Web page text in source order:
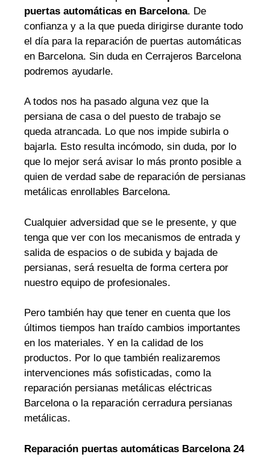
puertas automáticas en Barcelona. De
confianza y a la que pueda dirigirse durante todo
el día para la reparación de puertas automáticas
en Barcelona. Sin duda en Cerrajeros Barcelona
podremos ayudarle.
A todos nos ha pasado alguna vez que la
persiana de casa o del puesto de trabajo se
queda atrancada. Lo que nos impide subirla o
bajarla. Esto resulta incómodo, sin duda, por lo
que lo mejor será avisar lo más pronto posible a
quien de verdad sabe de reparación de persianas
metálicas enrollables Barcelona.
Cualquier adversidad que se le presente, y que
tenga que ver con los mecanismos de entrada y
salida de espacios o de subida y bajada de
persianas, será resuelta de forma certera por
nuestro equipo de profesionales.
Pero también hay que tener en cuenta que los
últimos tiempos han traído cambios importantes
en los materiales. Y en la calidad de los
productos. Por lo que también realizaremos
intervenciones más sofisticadas, como la
reparación persianas metálicas eléctricas
Barcelona o la reparación cerradura persianas
metálicas.
Reparación puertas automáticas Barcelona 24